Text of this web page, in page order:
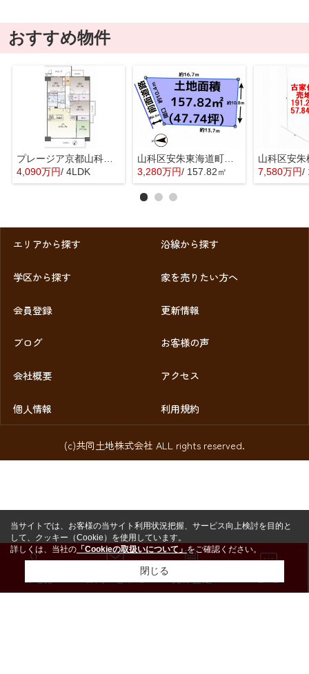
おすすめ物件
プレージア京都山科東野
4,090万円/ 4LDK
山科区安朱東海道町 売地
3,280万円/ 157.82㎡ 7,580万円/
エリアから探す 沿線から探す
学区から探す 家を売りたい方へ
会員登録 更新情報
ブログ お客様の声
会社概要 アクセス
個人情報 利用規約
(c)共同土地株式会社 ALL rights reserved.
お問い合わせ
当サイトでは、お客様の当サイト利用状況把握、サービス向上検討を目的と
して、クッキー（Cookie）を使用しています。
詳しくは、当社の 「Cookieの取扱いについて」をご確認ください。
閉じる